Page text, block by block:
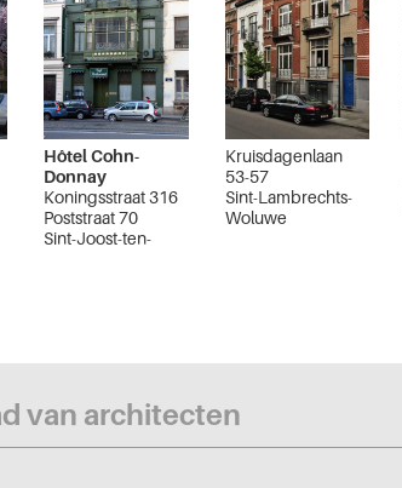
Hôtel Cohn-
Donnay
Koningsstraat 316
Poststraat 70
Sint-Joost-ten-
Kruisdagenlaan
53-57
Sint-Lambrechts-
Woluwe
van architecten